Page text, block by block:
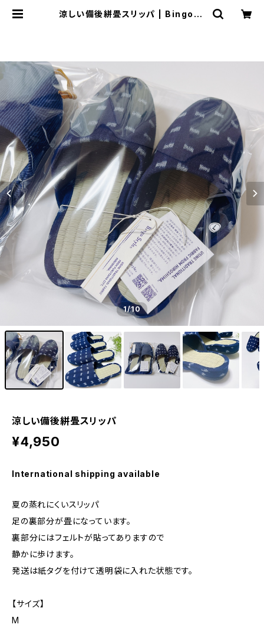
涼しい備後絣畳スリッパ | BingoSt
1/10
涼しい備後絣畳スリッパ
¥4,950
International shipping available
夏の蒸れにくいスリッパ
足の裏部分が畳になっています。
裏部分にはフェルトが貼ってありますので
静かに歩けます。
発送は紙タグを付けて透明袋に入れた状態です。
【サイズ】
M